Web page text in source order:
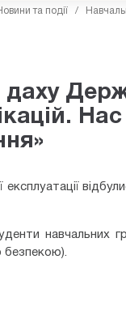
та події /
даху
експлуатації
безпекою).